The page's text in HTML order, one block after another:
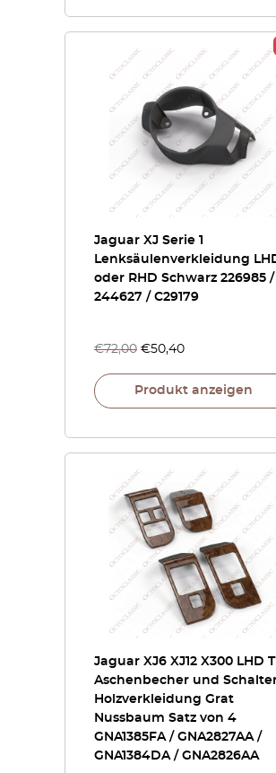
Jaguar XJ Serie 1
Lenksäulenverkleidung
oder RHD Schwarz 226985 /
244627 / C29179
€72,00 €50,40
Produkt anzeigen
Jaguar XJ6 XJ12 X300 LHD
Aschenbecher und
Holzverkleidung Grat
Nussbaum Satz von 4
GNA1385FA / GNA2827AA /
GNA1384DA / GNA2826AA